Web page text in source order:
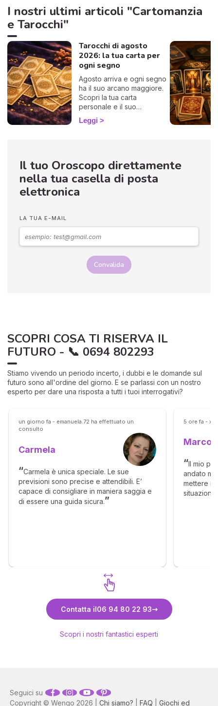
Concentrati, estrai una carta
I nostri ultimi articoli "Cartomanzia
e Tarocchi"
Tarocchi di agosto
2026: la tua carta per
ogni segno
Agosto arriva e ogni segno
ha il suo arcano maggiore.
Scopri la tua carta
personale e il suo
messaggio per il mese,
interpretati da un
Leggi
Il tuo Oroscopo direttamente
nella tua casella di posta
elettronica
LA TUA E-MAIL
Convalida
SCOPRI COSA TI RISERVA IL
FUTURO - 📞 0694 802293
Stiamo vivendo un periodo incerto, i dubbi e le domande sul
futuro sono all'ordine del giorno. E se parlassi con un nostro
esperto per dare una risposta a tutti i tuoi interrogativi?
un giorno fa - emanuela.72 ha effettuato un
consulto
Carmela
Carmela è unica speciale. Le sue
previsioni sono precise e attendibili. E’
capace di consigliare in maniera saggia e
di essere una guida sicura.
5 ore fa -
Marco
Il mio
andato
mettere in
Contatta il06 94 80 22 93
Scopri i nostri fantastici esperti
Copyright © Wengo 2026 | Chi siamo? FAQ Giochi ed
Seguici su